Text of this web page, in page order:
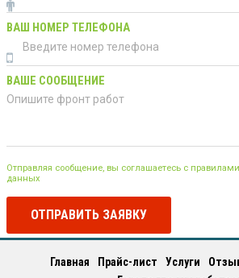
ВАШ НОМЕР ТЕЛЕФОНА
ВАШЕ СООБЩЕНИЕ
Отправляя сообщение, вы соглашаетесь с
данных
ОТПРАВИТЬ ЗАЯВКУ
Главная Прайс-лист Услуги